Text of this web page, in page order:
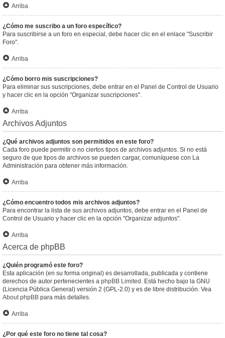
Arriba
¿Cómo me suscribo a un foro específico?
Para suscribirse a un foro en especial, debe hacer clic en el enlace "Suscribir
Foro".
Arriba
¿Cómo borro mis suscripciones?
Para eliminar sus suscripciones, debe entrar en el Panel de Control de Usuario
y hacer clic en la opción "Organizar suscripciones".
Arriba
Archivos Adjuntos
¿Qué archivos adjuntos son permitidos en este foro?
Cada foro puede permitir o no ciertos tipos de archivos adjuntos. Si no está
seguro de que tipos de archivos se pueden cargar, comuníquese con La
Administración para obtener más información.
Arriba
¿Cómo encuentro todos mis archivos adjuntos?
Para encontrar la lista de sus archivos adjuntos, debe entrar en el Panel de
Control de Usuario y hacer clic en la opción "Organizar adjuntos".
Arriba
Acerca de phpBB
¿Quién programó este foro?
Esta aplicación (en su forma original) es desarrollada, publicada y contiene
derechos de autor pertenecientes a phpBB Limited . Está hecho bajo la GNU
(Licencia Pública General) versión 2 (GPL-2.0) y es de libre distribución. Vea
About phpBB para más detalles.
Arriba
¿Por qué este foro no tiene tal cosa?